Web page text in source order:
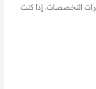
التخصصات. إذا كنت